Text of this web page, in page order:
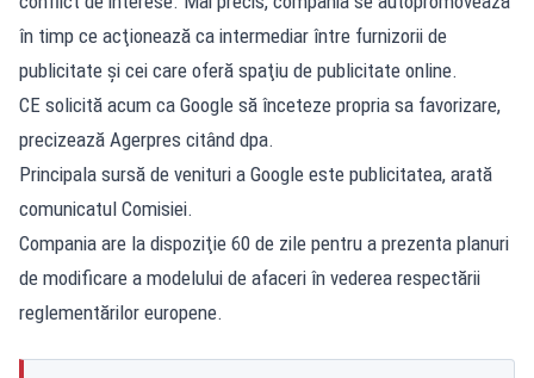
în timp ce acţionează ca intermediar între furnizorii de
publicitate şi cei care oferă spaţiu de publicitate online.
CE solicită acum ca Google să înceteze propria sa favorizare,
precizează Agerpres citând dpa.
Principala sursă de venituri a Google este publicitatea, arată
comunicatul Comisiei.
Compania are la dispoziţie 60 de zile pentru a prezenta planuri
de modificare a modelului de afaceri în vederea respectării
reglementărilor europene.